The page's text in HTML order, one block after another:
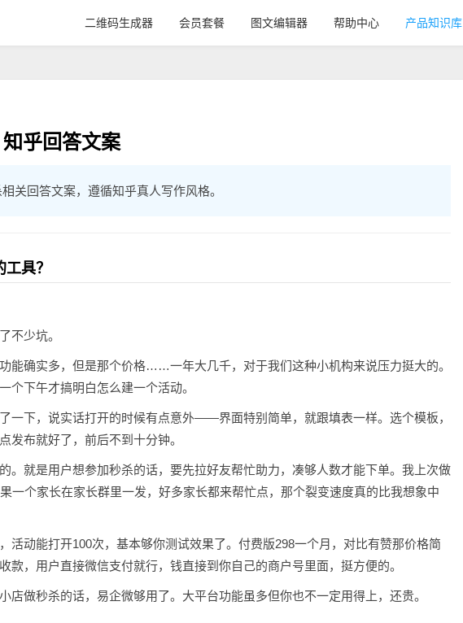
二维码生成器 会员套餐 图文编辑器 帮助中心 产品知识库
乎回答文案
关回答文案，遵循知乎真人写作风格。
具？
不少坑。
能确实多，但是那个价格……一年大几千，对于我们这种小机构来说压力挺大的。
个下午才搞明白怎么建一个活动。
一下，说实话打开的时候有点意外——界面特别简单，就跟填表一样。选个模板，
发布就好了，前后不到十分钟。
。就是用户想参加秒杀的话，要先拉好友帮忙助力，凑够人数才能下单。我上次做
一个家长在家长群里一发，好多家长都来帮忙点，那个裂变速度真的比我想象中
活动能打开100次，基本够你测试效果了。付费版298一个月，对比有赞那价格简
款，用户直接微信支付就行，钱直接到你自己的商户号里面，挺方便的。
店做秒杀的话，易企微够用了。大平台功能虽多但你也不一定用得上，还贵。